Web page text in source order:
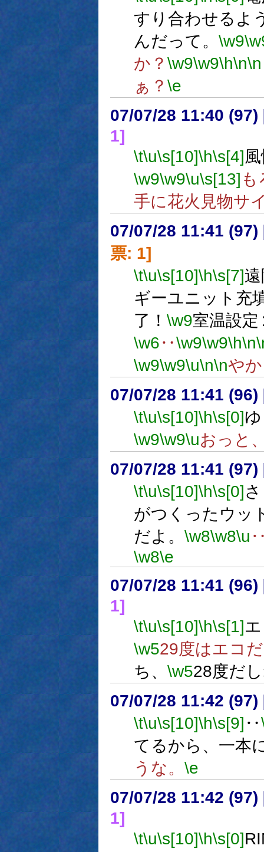
すり合わせるよ
んだって。 \w9
か？ \w9\w9\h\n\n
ぁ？ \e
07/07/28 11:40 (97)
1]
\t\u\s[10]\h\s[4]
\w9\w9\u\s[13]
手に花火見物サ
07/07/28 11:41 (97)
票: 1]
\t\u\s[10]\h\s[7]
ギーユニット充
了！ \w9室温設定
\w6‥\w9\w9\h\n
\w9\w9\u\n\nや
07/07/28 11:41 (96)
\t\u\s[10]\h\s[0]
\w9\w9\uおっと
07/07/28 11:41 (97)
\t\u\s[10]\h\s[0]
がつくったウッ
だよ。 \w8\w8\u
\w8\e
07/07/28 11:41 (96)
1]
\t\u\s[10]\h\s[1]
\w529度はエコ
ち、 \w528度だ
07/07/28 11:42 (97)
\t\u\s[10]\h\s[9] ‥
てるから、一本
うな。 \e
07/07/28 11:42 (97)
1]
\t\u\s[10]\h\s[0]